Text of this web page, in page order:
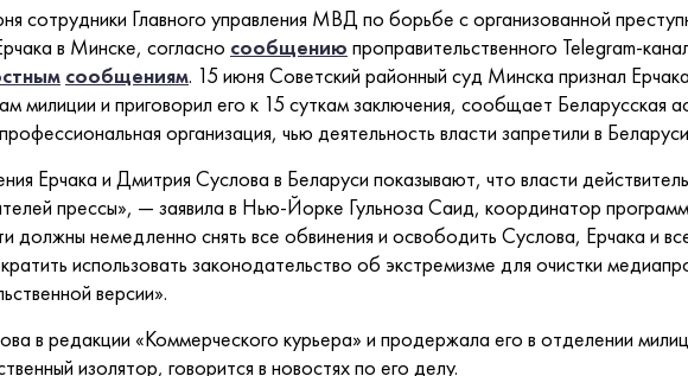
сотрудники Главного управления МВД по борьбе с организованной
в Минске, согласно сообщению проправительственного Telegram-
сообщениям. 15 июня Советский районный суд Минска признал
милиции и приговорил его к 15 суткам заключения, сообщает Беларусская
организация, чью деятельность власти запретили в
Ерчака и Дмитрия Суслова в Беларуси показывают, что власти
прессы», — заявила в Нью-Йорке Гульноза Саид, координатор
должны немедленно снять все обвинения и освободить Суслова, Ерчака и
использовать законодательство об экстремизме для очистки
версии».
в редакции «Коммерческого курьера» и продержала его в отделении
изолятор, говорится в новостях по его делу.